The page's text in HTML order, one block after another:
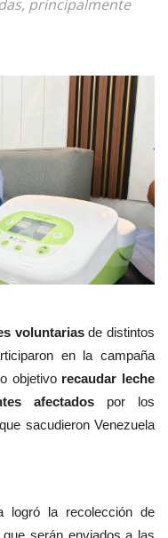
principalmente
voluntariasde distintos
en la campaña
objetivo recaudar leche
afectados por los
sacudieron Venezuela
logró la recolección de